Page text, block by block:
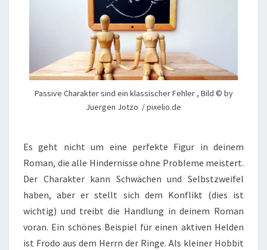
Passive Charakter sind ein klassischer Fehler , Bild © by
Juergen Jotzo / pixelio.de
Es geht nicht um eine perfekte Figur in deinem
Roman, die alle Hindernisse ohne Probleme meistert.
Der Charakter kann Schwächen und Selbstzweifel
haben, aber er stellt sich dem Konflikt (dies ist
wichtig) und treibt die Handlung in deinem Roman
voran. Ein schönes Beispiel für einen aktiven Helden
ist Frodo aus dem Herrn der Ringe. Als kleiner Hobbit